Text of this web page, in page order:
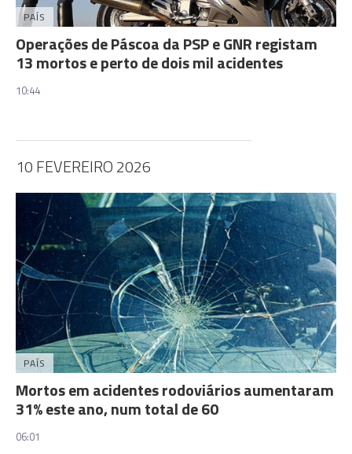
PAÍS
Operações de Páscoa da PSP e GNR registam
13 mortos e perto de dois mil acidentes
10:44
10 FEVEREIRO 2026
PAÍS
Mortos em acidentes rodoviários aumentaram
31% este ano, num total de 60
06:01